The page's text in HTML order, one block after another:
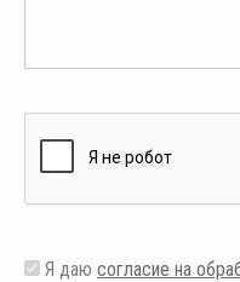
Я даю согласие на